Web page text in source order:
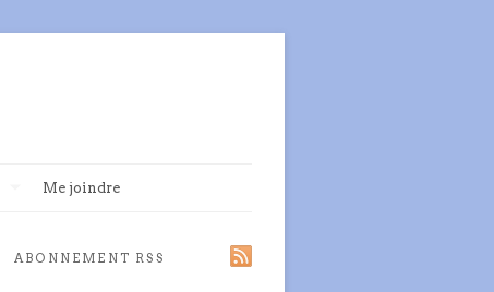
Me joindre
ABONNEMENT RSS